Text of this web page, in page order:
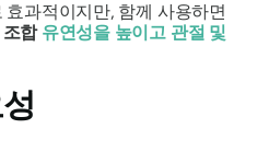
과적이지만, 함께 사용하면
조합 유연성을 높이고 관절 및